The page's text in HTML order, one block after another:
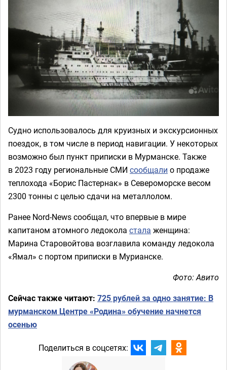
Судно использовалось для круизных и экскурсионных
поездок, в том числе в период навигации. У некоторых
возможно был пункт приписки в Мурманске. Также
в 2023 году региональные СМИ сообщали о продаже
теплохода «Борис Пастернак» в Североморске весом
2300 тонны с целью сдачи на металлолом.
Ранее Nord-News сообщал, что впервые в мире
капитаном атомного ледокола стала женщина:
Марина Старовойтова возглавила команду ледокола
«Ямал» с портом приписки в Мурианске.
Фото: Авито
Сейчас также читают: 725 рублей за одно занятие: В
мурманском Центре «Родина» обучение начнется
осенью
Поделиться в соцсетях: